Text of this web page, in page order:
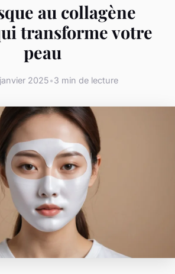
au collagène
transforme votre
peau
2025•3 min de lecture